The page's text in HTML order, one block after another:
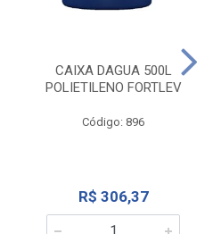
CAIXA DAGUA 500L
POLIETILENO FORTLEV
Código: 896
R$ 306,37